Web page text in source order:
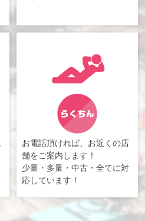
お電話頂ければ、お近くの店
舗をご案内します！
少量・多量・中古・全てに対
応しています！